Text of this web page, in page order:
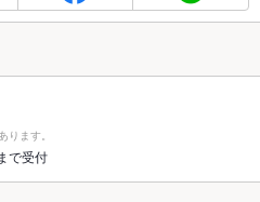
ません。
。最大30名様まで可能
ません。
ます。
で受付